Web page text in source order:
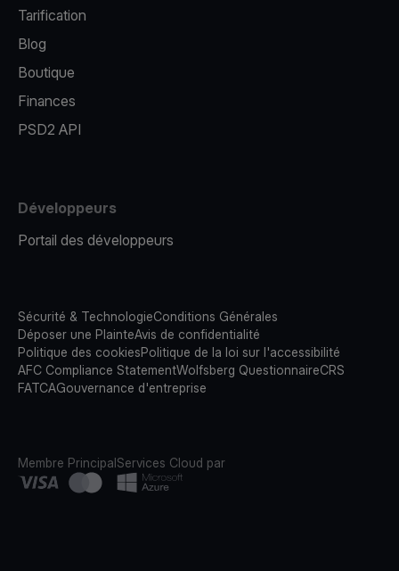
Tarification
Blog
Boutique
Finances
PSD2 API
Développeurs
Portail des développeurs
Sécurité & TechnologieConditions Générales
Déposer une PlainteAvis de confidentialité
Politique des cookiesPolitique de la loi sur l'accessibilité
AFC Compliance StatementWolfsberg QuestionnaireCRS
FATCAGouvernance d'entreprise
Membre PrincipalServices Cloud par